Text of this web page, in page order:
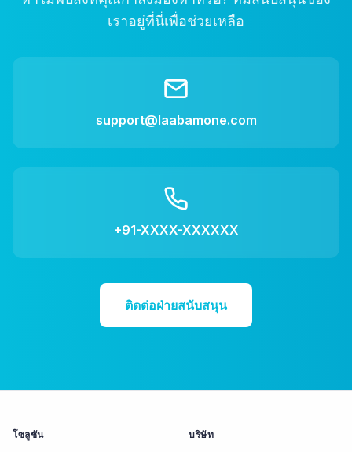
เราอยู่ที่นี่เพื่อช่วยเหลือ
support@laabamone.com
+91-XXXX-XXXXXX
ติดต่อฝ่ายสนับสนุน
โซลูชัน บริษัท